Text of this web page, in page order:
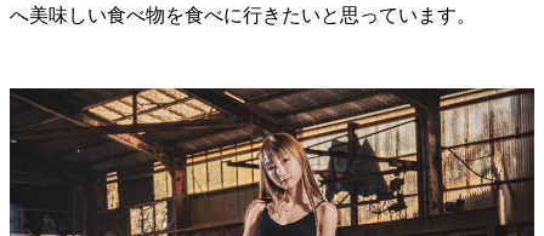
へ美味しい食べ物を食べに行きたいと思っています。